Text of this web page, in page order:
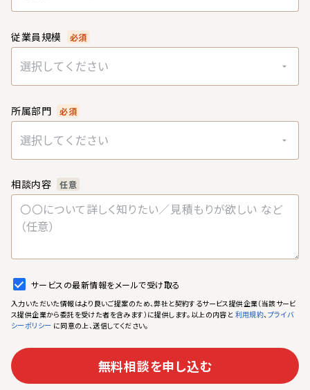
従業員規模 必須
選択してください
所属部門 必須
選択してください
相談内容 任意
サービスの最新情報をメールで受け取る
入力いただいた情報はより良いご提案のため、弊社と契約するサービス提供企業（当該サービ
ス提供企業から委託を受けた者を含みます）に提供します。以上の内容と 利用規約、プライバ
シーポリシー に同意の上、送信してください。
無料相談を申し込む